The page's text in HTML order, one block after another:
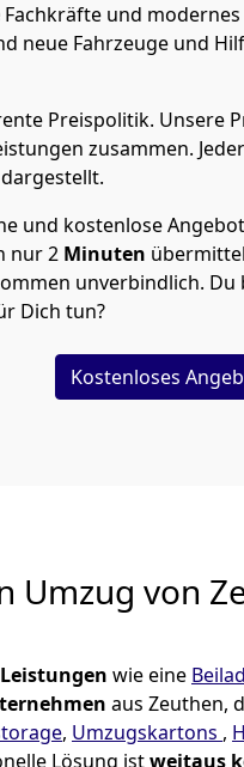
Fachkräfte und
neue Fahrzeuge und
Preispolitik. Unsere
zusammen.
dargestellt.
und kostenlose
nur2 Minuten
unverbindlich. Du
Dich tun?
Kostenloses
Umzug von
wie eine
aus Zeuthen,
, Umzugskartons ,
Lösung istweitaus